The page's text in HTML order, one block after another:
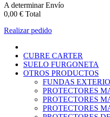
A determinarEnvío
0,00 € Total
Realizar pedido
CUBRE CARTER
SUELO FURGONETA
OTROS PRODUCTOS
FUNDAS
PROTECTORES
PROTECTORES
PROTECTORES